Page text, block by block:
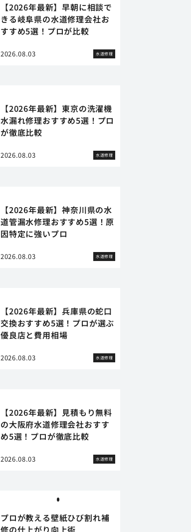
【2026年最新】早朝に相談で
きる岐阜県の水道修理会社お
すすめ5選！プロが比較
2026.08.03 水道修理
【2026年最新】東京の洗濯機
水漏れ修理おすすめ5選！プロ
が徹底比較
2026.08.03 水道修理
【2026年最新】神奈川県の水
道管漏水修理おすすめ5選！原
因特定に強いプロ
2026.08.03 水道修理
【2026年最新】兵庫県の蛇口
交換おすすめ5選！プロが選ぶ
優良店と費用相場
2026.08.03 水道修理
【2026年最新】見積もり無料
の大阪府水道修理会社おすす
め5選！プロが徹底比較
2026.08.03 水道修理
プロが教える壁紙ひび割れ補
修の仕上がり向上術